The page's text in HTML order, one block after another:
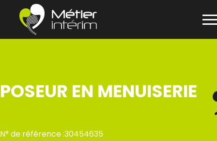
POSEUR EN MENUISERIE
N° de référence :30454635
Panneau de gestion des cookies